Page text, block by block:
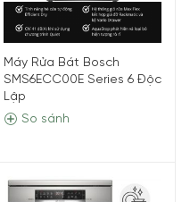
Máy Rửa Bát Bosch
SMS6ECC00E Series 6 Độc
Lập
So sánh